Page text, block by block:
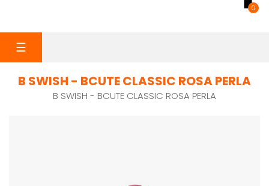
0
navigazione
☰
B SWISH - BCUTE CLASSIC ROSA PERLA
B SWISH - BCUTE CLASSIC ROSA PERLA